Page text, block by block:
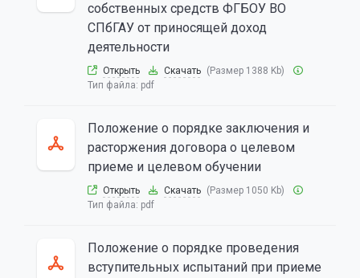
собственных средств ФГБОУ ВО
СПбГАУ от приносящей доход
деятельности
Открыть Скачать (Размер 1388 Kb)
Тип файла: pdf
Положение о порядке заключения и
расторжения договора о целевом
приеме и целевом обучении
Открыть Скачать (Размер 1050 Kb)
Тип файла: pdf
Положение о порядке проведения
вступительных испытаний при приеме